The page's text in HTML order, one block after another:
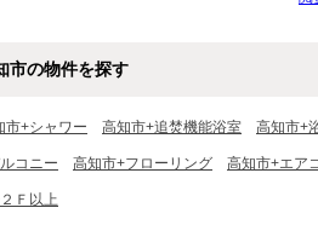
市の物件を探す
市+シャワー 高知市+追焚機能浴室 高知市+
コニー 高知市+フローリング 高知市+エア
Ｆ以上